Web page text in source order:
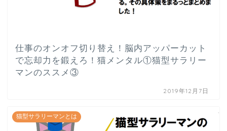
仕事のオンオフ切り替え！脳内アッパーカット
で忘却力を鍛えろ！猫メンタル①猫型サラリー
マンのススメ③
2019年12月7日
猫型サラリーマンとは